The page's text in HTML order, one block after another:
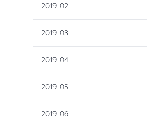
2019-02
2019-03
2019-04
2019-05
2019-06